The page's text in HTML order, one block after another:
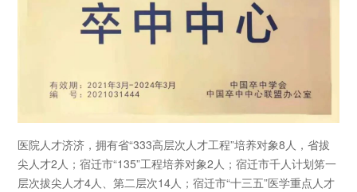
医院人才济济，拥有省“333高层次人才工程”培养对象8人，省拔
尖人才2人；宿迁市“135”工程培养对象2人；宿迁市千人计划笫一
层次拔尖人才4人、第二层次14人；宿迁市“十三五”医学重点人才